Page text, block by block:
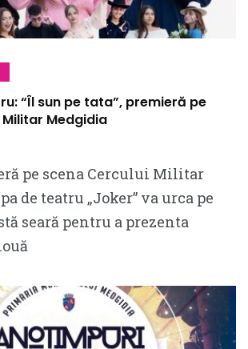
“Îl sun pe tata”, premieră pe
Medgidia
pe scena Cercului Militar
de teatru „Joker” va urca pe
seară pentru a prezenta